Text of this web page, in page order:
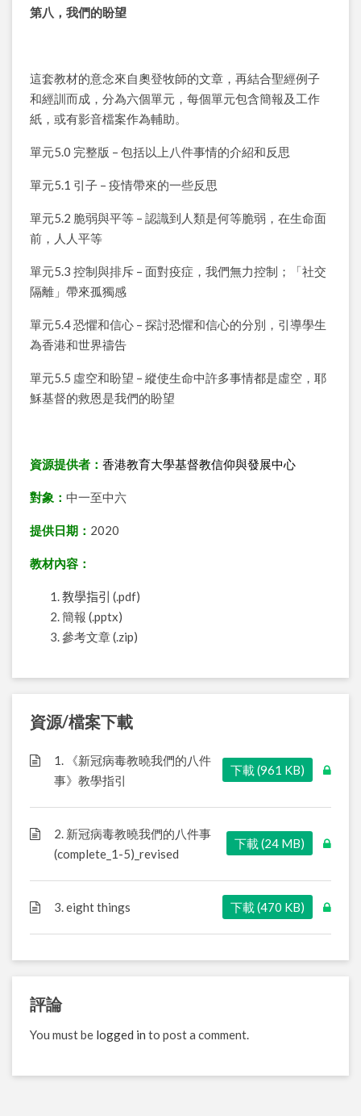
第八，我們的盼望
這套教材的意念來自奧登牧師的文章，再結合聖經例子
和經訓而成，分為六個單元，每個單元包含簡報及工作
紙，或有影音檔案作為輔助。
單元5.0 完整版 – 包括以上八件事情的介紹和反思
單元5.1 引子 – 疫情帶來的一些反思
單元5.2 脆弱與平等 – 認識到人類是何等脆弱，在生命面
前，人人平等
單元5.3 控制與排斥 – 面對疫症，我們無力控制；「社交
隔離」帶來孤獨感
單元5.4 恐懼和信心 – 探討恐懼和信心的分別，引導學生
為香港和世界禱告
單元5.5 虛空和盼望 – 縱使生命中許多事情都是虛空，耶
穌基督的救恩是我們的盼望
資源提供者： 香港教育大學基督教信仰與發展中心
對象： 中一至中六
提供日期： 2020
教材內容：
教學指引 (.pdf)
簡報 (.pptx)
參考文章 (.zip)
資源/檔案下載
1. 《新冠病毒教曉我們的八件
事》教學指引
下載 (961 KB)
2. 新冠病毒教曉我們的八件事
(complete_1-5)_revised
下載 (24 MB)
3. eight things 下載 (470 KB)
評論
You must be logged in to post a comment.